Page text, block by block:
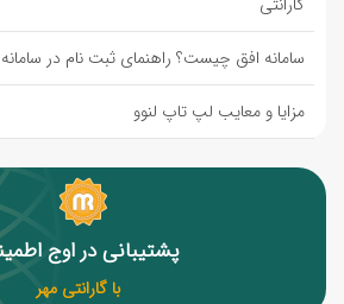
سامانه افق چیست؟ راهنمای ثبت نام در
مزایا و معایب لپ تاپ لنوو
پشتیبانی در اوج
با گارانتی مهر